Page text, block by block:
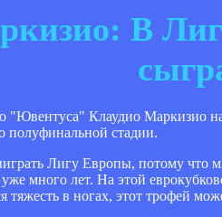
В
"Ювентуса" Клаудио Маркизио
полуфинальной стадии.
Лигу Европы, потому что
много лет. На этой
тяжесть в ногах, этот трофей